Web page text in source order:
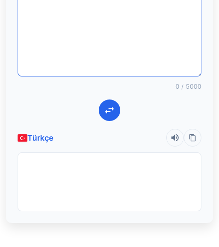
0 / 5000
Türkçe